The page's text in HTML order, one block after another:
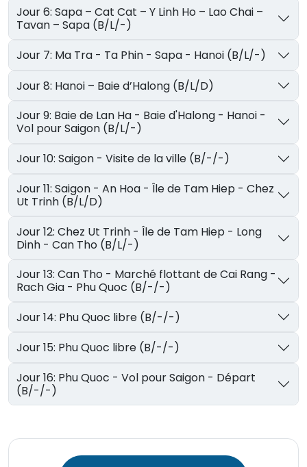
Jour 6: Sapa – Cat Cat – Y Linh Ho – Lao Chai –
Tavan – Sapa (B/L/-)
Jour 7: Ma Tra - Ta Phin - Sapa - Hanoi (B/L/-)
Jour 8: Hanoi – Baie d’Halong (B/L/D)
Jour 9: Baie de Lan Ha - Baie d'Halong - Hanoi -
Vol pour Saigon (B/L/-)
Jour 10: Saigon - Visite de la ville (B/-/-)
Jour 11: Saigon - An Hoa - Île de Tam Hiep - Chez
Ut Trinh (B/L/D)
Jour 12: Chez Ut Trinh - Île de Tam Hiep - Long
Dinh - Can Tho (B/L/-)
Jour 13: Can Tho - Marché flottant de Cai Rang -
Rach Gia - Phu Quoc (B/-/-)
Jour 14: Phu Quoc libre (B/-/-)
Jour 15: Phu Quoc libre (B/-/-)
Jour 16: Phu Quoc - Vol pour Saigon - Départ
(B/-/-)